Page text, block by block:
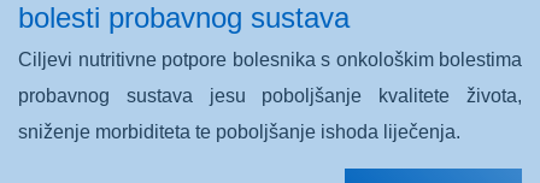
bolesti probavnog sustava
Ciljevi nutritivne potpore bolesnika s onkološkim bolestima
probavnog sustava jesu poboljšanje kvalitete života,
sniženje morbiditeta te poboljšanje ishoda liječenja.